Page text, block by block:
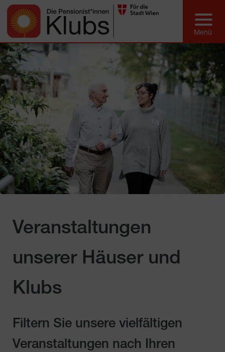
Veranstaltungen
unserer Häuser und
Klubs
Filtern Sie unsere vielfältigen
Veranstaltungen nach Ihren